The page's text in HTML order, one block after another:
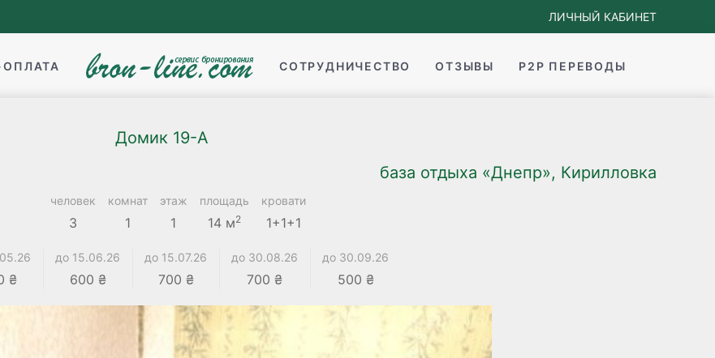
ЛИЧНЫЙ КАБИНЕТ
СОТРУДНИЧЕСТВО ОТЗЫВЫ P2P ПЕРЕВОДЫ
Домик 19-А
база отдыха «Днепр», Кирилловка
человек
3
комнат
1
этаж
1
площадь
14 м2
кровати
1+1+1
₴
до 15.06.26
600 ₴
до 15.07.26
700 ₴
до 30.08.26
700 ₴
до 30.09.26
500 ₴